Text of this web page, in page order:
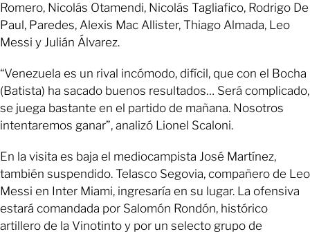
Romero, Nicolás Otamendi, Nicolás Tagliafico, Rodrigo De
Paul, Paredes, Alexis Mac Allister, Thiago Almada, Leo
Messi y Julián Álvarez.
“Venezuela es un rival incómodo, difícil, que con el Bocha
(Batista) ha sacado buenos resultados… Será complicado,
se juega bastante en el partido de mañana. Nosotros
intentaremos ganar”, analizó Lionel Scaloni.
En la visita es baja el mediocampista José Martínez,
también suspendido. Telasco Segovia, compañero de Leo
Messi en Inter Miami, ingresaría en su lugar. La ofensiva
estará comandada por Salomón Rondón, histórico
artillero de la Vinotinto y por un selecto grupo de